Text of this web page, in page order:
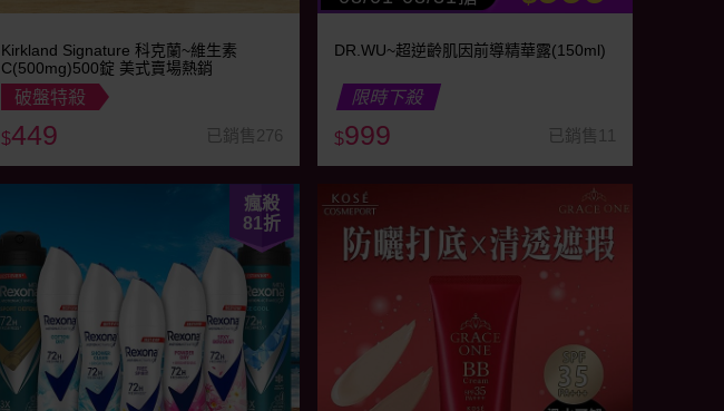
Kirkland Signature 科克蘭~維生素
C(500mg)500錠 美式賣場熱銷
破盤特殺
$449 已銷售276
DR.WU~超逆齡肌因前導精華露(150ml)
限時下殺
$999 已銷售11
瘋殺
81折